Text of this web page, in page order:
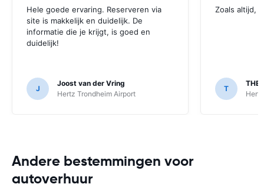
Hele goede ervaring. Reserveren via
site is makkelijk en duidelijk. De
informatie die je krijgt, is goed en
duidelijk!
J
Joost van der Vring
Hertz Trondheim Airport
Zoals altijd,
T
Andere bestemmingen voor
autoverhuur